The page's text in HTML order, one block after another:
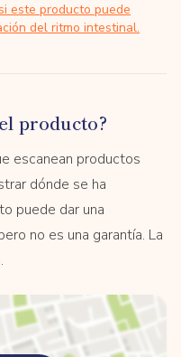
este producto puede
del ritmo intestinal.
producto?
escanean productos
dónde se ha
puede dar una
no es una garantía. La